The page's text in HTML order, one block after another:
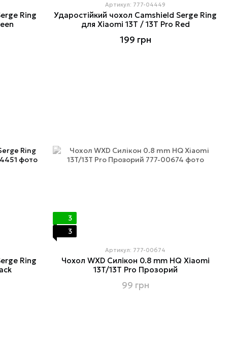
Ring
Артикул: 777-04449
Ударостійкий чохол Camshield Serge Ring
для Xiaomi 13T / 13T Pro Red
199 грн
Ring
3
3
Артикул: 777-00674
Чохол WXD Силікон 0.8 mm HQ Xiaomi
13T/13T Pro Прозорий
99 грн